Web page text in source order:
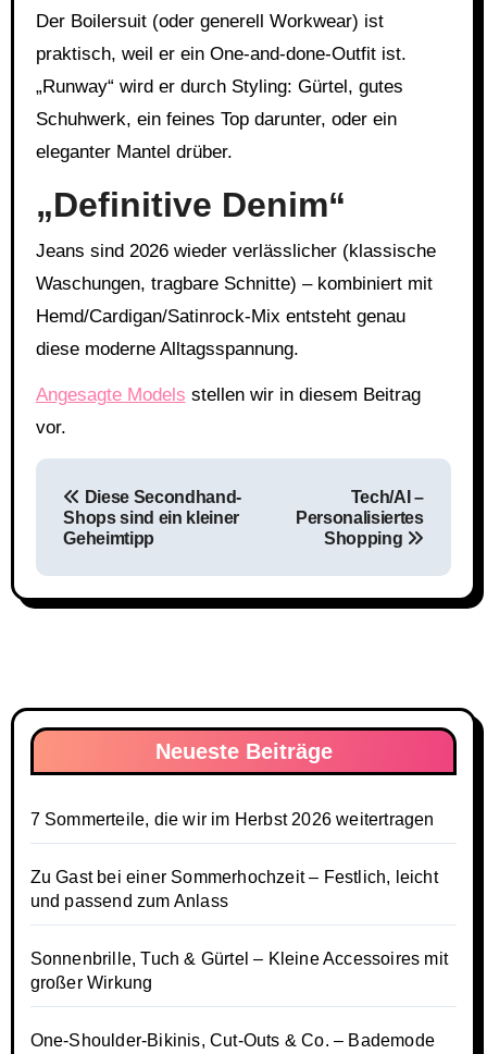
Der Boilersuit (oder generell Workwear) ist
praktisch, weil er ein One-and-done-Outfit ist.
„Runway“ wird er durch Styling: Gürtel, gutes
Schuhwerk, ein feines Top darunter, oder ein
eleganter Mantel drüber.
„Definitive Denim“
Jeans sind 2026 wieder verlässlicher (klassische
Waschungen, tragbare Schnitte) – kombiniert mit
Hemd/Cardigan/Satinrock-Mix entsteht genau
diese moderne Alltagsspannung.
Angesagte Models stellen wir in diesem Beitrag
vor.
Diese Secondhand-
Shops sind ein kleiner
Geheimtipp
Tech/AI –
Personalisiertes
Shopping
Neueste Beiträge
7 Sommerteile, die wir im Herbst 2026 weitertragen
Zu Gast bei einer Sommerhochzeit – Festlich, leicht
und passend zum Anlass
Sonnenbrille, Tuch & Gürtel – Kleine Accessoires mit
großer Wirkung
One-Shoulder-Bikinis, Cut-Outs & Co. – Bademode